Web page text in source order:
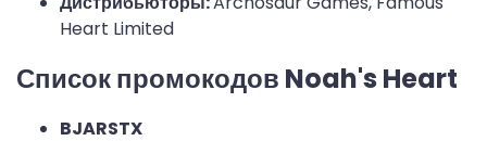
Heart Limited
Список промокодов Noah's Heart
BJARSTX